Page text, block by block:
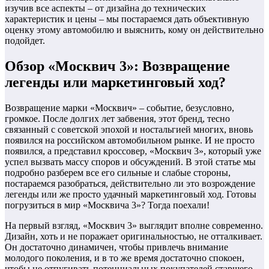
изучив все аспекты – от дизайна до технических
характеристик и цены – мы постараемся дать объективную
оценку этому автомобилю и выяснить, кому он действительно
подойдет.
Обзор «Москвич 3»: Возвращение
легенды или маркетинговый ход?
Возвращение марки «Москвич» – событие, безусловно,
громкое. После долгих лет забвения, этот бренд, тесно
связанный с советской эпохой и ностальгией многих, вновь
появился на российском автомобильном рынке. И не просто
появился, а представил кроссовер, «Москвич 3», который уже
успел вызвать массу споров и обсуждений. В этой статье мы
подробно разберем все его сильные и слабые стороны,
постараемся разобраться, действительно ли это возрождение
легенды или же просто удачный маркетинговый ход. Готовы
погрузиться в мир «Москвича 3»? Тогда поехали!
На первый взгляд, «Москвич 3» выглядит вполне современно.
Дизайн, хоть и не поражает оригинальностью, не отталкивает.
Он достаточно динамичен, чтобы привлечь внимание
молодого поколения, и в то же время достаточно спокоен,